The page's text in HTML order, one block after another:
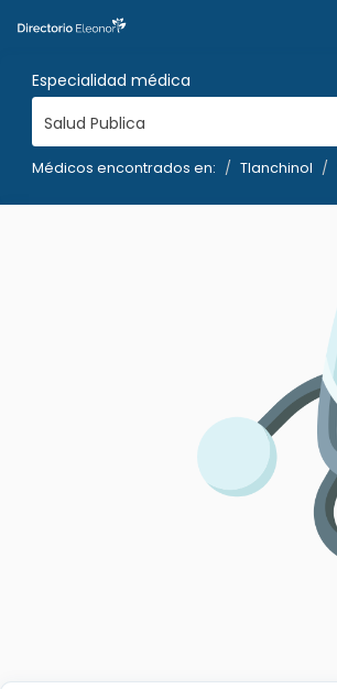
Especialidad médica
Salud Publica
Médicos encontrados en: Tlanchinol